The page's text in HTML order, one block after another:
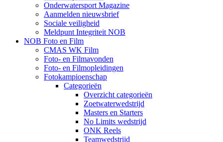
Onderwatersport Magazine
Aanmelden nieuwsbrief
Sociale veiligheid
Meldpunt Integriteit NOB
NOB Foto en Film
CMAS WK Film
Foto- en Filmavonden
Foto- en Filmopleidingen
Fotokampioenschap
Categorieën
Overzicht categorieën
Zoetwaterwedstrijd
Masters en Starters
No Limits wedstrijd
ONK Reels
Teamwedstrijd